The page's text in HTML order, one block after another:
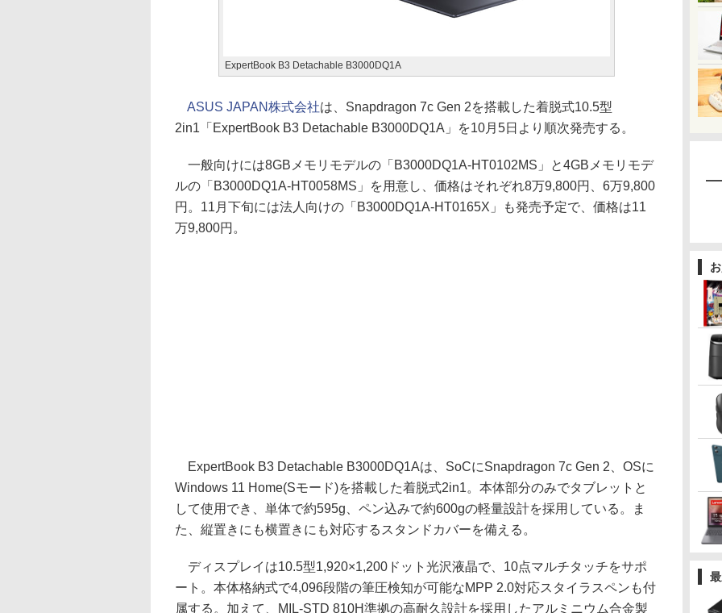
ExpertBook B3 Detachable B3000DQ1A
ASUS JAPAN株式会社は、Snapdragon 7c Gen 2を搭載した着脱式10.5型
2in1「ExpertBook B3 Detachable B3000DQ1A」を10月5日より順次発売する。
一般向けには8GBメモリモデルの「B3000DQ1A-HT0102MS」と4GBメモリモデ
ルの「B3000DQ1A-HT0058MS」を用意し、価格はそれぞれ8万9,800円、6万9,800
円。11月下旬には法人向けの「B3000DQ1A-HT0165X」も発売予定で、価格は11
万9,800円。
ExpertBook B3 Detachable B3000DQ1Aは、SoCにSnapdragon 7c Gen 2、OSに
Windows 11 Home(Sモード)を搭載した着脱式2in1。本体部分のみでタブレットと
して使用でき、単体で約595g、ペン込みで約600gの軽量設計を採用している。ま
た、縦置きにも横置きにも対応するスタンドカバーを備える。
ディスプレイは10.5型1,920×1,200ドット光沢液晶で、10点マルチタッチをサポ
ート。本体格納式で4,096段階の筆圧検知が可能なMPP 2.0対応スタイラスペンも付
属する。加えて、MIL-STD 810H準拠の高耐久設計を採用したアルミニウム合金製